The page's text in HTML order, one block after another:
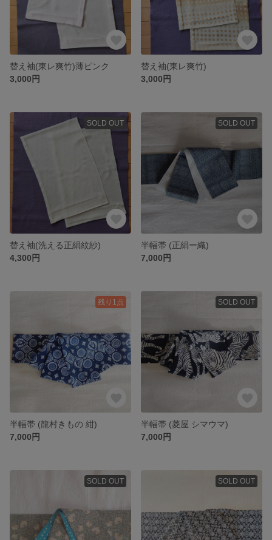
替え袖(東レ爽竹)薄ピンク
3,000円
替え袖(東レ爽竹)
3,000円
SOLD OUT
替え袖(洗える正絹紋紗)
4,300円
SOLD OUT
半幅帯 (正絹ー織)
7,000円
残り1点
半幅帯 (龍村きもの 紺)
7,000円
SOLD OUT
半幅帯 (菱屋 シマウマ)
7,000円
SOLD OUT SOLD OUT